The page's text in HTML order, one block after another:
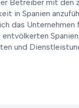
Betreiber mit den
in Spanien
das
und